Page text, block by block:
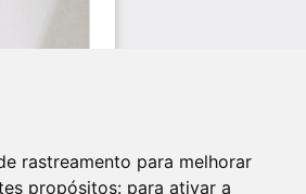
rastreamento para melhorar
propósitos: para ativar a